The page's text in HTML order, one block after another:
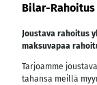
Bilar-Rahoitus
Joustava rahoitus
maksuvapaa
Tarjoamme
tahansa meillä